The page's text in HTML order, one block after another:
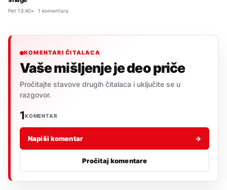
Pet 13:40 1 komentara
KOMENTARI ČITALACA
Vaše mišljenje je deo priče
Pročitajte stavove drugih čitalaca i uključite se u
razgovor.
1KOMENTAR
Napiši komentar →
Pročitaj komentare